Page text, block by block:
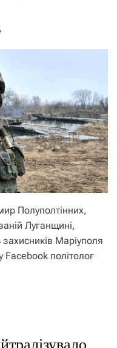
Полуполтінних,
Луганщині,
Маріуполя
Facebook політолог